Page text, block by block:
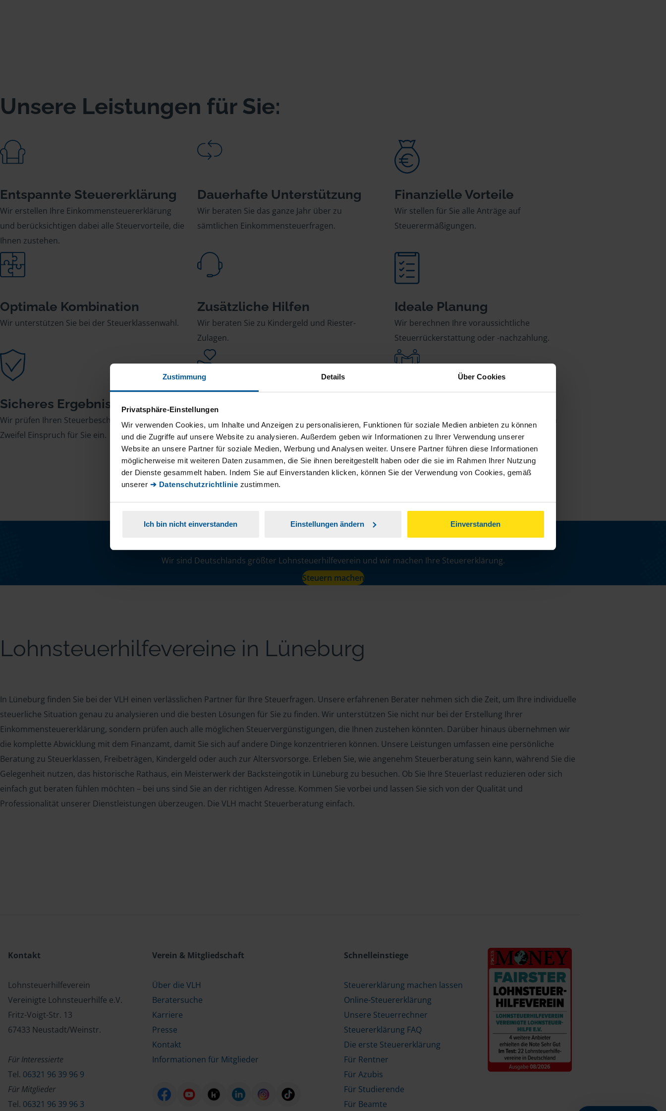
Zustimmung Details Über Cookies
Privatsphäre-Einstellungen
Wir verwenden Cookies, um Inhalte und Anzeigen zu personalisieren, Funktionen für soziale Medien anbieten zu können
und die Zugriffe auf unsere Website zu analysieren. Außerdem geben wir Informationen zu Ihrer Verwendung unserer
Website an unsere Partner für soziale Medien, Werbung und Analysen weiter. Unsere Partner führen diese Informationen
möglicherweise mit weiteren Daten zusammen, die Sie ihnen bereitgestellt haben oder die sie im Rahmen Ihrer Nutzung
der Dienste gesammelt haben. Indem Sie auf Einverstanden klicken, können Sie der Verwendung von Cookies, gemäß
unserer ➔ Datenschutzrichtlinie zustimmen.
Ich bin nicht einverstanden Einstellungen ändern Einverstanden
Unsere Leistungen für Sie:
Entspannte Steuererklärung
Wir erstellen Ihre Einkommensteuererklärung
und berücksichtigen dabei alle Steuervorteile, die
Ihnen zustehen.
Dauerhafte Unterstützung
Wir beraten Sie das ganze Jahr über zu
sämtlichen Einkommensteuerfragen.
Finanzielle Vorteile
Wir stellen für Sie alle Anträge auf
Steuerermäßigungen.
Optimale Kombination
Wir unterstützen Sie bei der Steuerklassenwahl.
Zusätzliche Hilfen
Wir beraten Sie zu Kindergeld und Riester-
Zulagen.
Ideale Planung
Wir berechnen Ihre voraussichtliche
Steuerrückerstattung oder -nachzahlung.
Sicheres Ergebnis
Wir prüfen Ihren Steuerbescheid und legen im
Zweifel Einspruch für Sie ein.
Wir übernehmen für Sie die komplette
Kommunikation mit dem Finanzamt.
Im Streitfall vertreten wir Sie sogar vor dem
Finanzgericht.
Lernen Sie uns kennen
Wir sind Deutschlands größter Lohnsteuerhilfeverein und wir machen Ihre Steuererklärung.
Steuern machen
Lohnsteuerhilfevereine in Lüneburg
In Lüneburg finden Sie bei der VLH einen verlässlichen Partner für Ihre Steuerfragen. Unsere erfahrenen Berater nehmen sich die Zeit, um Ihre individuelle
steuerliche Situation genau zu analysieren und die besten Lösungen für Sie zu finden. Wir unterstützen Sie nicht nur bei der Erstellung Ihrer
Einkommensteuererklärung, sondern prüfen auch alle möglichen Steuervergünstigungen, die Ihnen zustehen könnten. Darüber hinaus übernehmen wir
die komplette Abwicklung mit dem Finanzamt, damit Sie sich auf andere Dinge konzentrieren können. Unsere Leistungen umfassen eine persönliche
Beratung zu Steuerklassen, Freibeträgen, Kindergeld oder auch zur Altersvorsorge. Erleben Sie, wie angenehm Steuerberatung sein kann, während Sie die
Gelegenheit nutzen, das historische Rathaus, ein Meisterwerk der Backsteingotik in Lüneburg zu besuchen. Ob Sie Ihre Steuerlast reduzieren oder sich
einfach gut beraten fühlen möchten – bei uns sind Sie an der richtigen Adresse. Kommen Sie vorbei und lassen Sie sich von der Qualität und
Professionalität unserer Dienstleistungen überzeugen. Die VLH macht Steuerberatung einfach.
Kontakt
Lohnsteuerhilfeverein
Vereinigte Lohnsteuerhilfe e.V.
Fritz-Voigt-Str. 13
67433 Neustadt/Weinstr.
Für Interessierte
Tel. 06321 96 39 96 9
Für Mitglieder
Tel. 06321 96 39 96 3
Verein & Mitgliedschaft
Über die VLH
Beratersuche
Karriere
Presse
Kontakt
Informationen für Mitglieder
Schnelleinstiege
Steuererklärung machen lassen
Online-Steuererklärung
Unsere Steuerrechner
Steuererklärung FAQ
Die erste Steuererklärung
Für Rentner
Für Azubis
Für Studierende
Für Beamte